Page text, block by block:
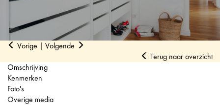
Vorige | Volgende
Terug naar overzicht
Omschrijving
Kenmerken
Foto's
Overige media